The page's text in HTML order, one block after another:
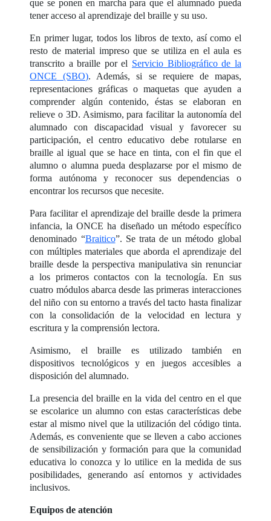
que se ponen en marcha para que el alumnado pueda
tener acceso al aprendizaje del braille y su uso.
En primer lugar, todos los libros de texto, así como el
resto de material impreso que se utiliza en el aula es
transcrito a braille por el Servicio Bibliográfico de la
ONCE (SBO). Además, si se requiere de mapas,
representaciones gráficas o maquetas que ayuden a
comprender algún contenido, éstas se elaboran en
relieve o 3D. Asimismo, para facilitar la autonomía del
alumnado con discapacidad visual y favorecer su
participación, el centro educativo debe rotularse en
braille al igual que se hace en tinta, con el fin que el
alumno o alumna pueda desplazarse por el mismo de
forma autónoma y reconocer sus dependencias o
encontrar los recursos que necesite.
Para facilitar el aprendizaje del braille desde la primera
infancia, la ONCE ha diseñado un método específico
denominado “Braitico”. Se trata de un método global
con múltiples materiales que aborda el aprendizaje del
braille desde la perspectiva manipulativa sin renunciar
a los primeros contactos con la tecnología. En sus
cuatro módulos abarca desde las primeras interacciones
del niño con su entorno a través del tacto hasta finalizar
con la consolidación de la velocidad en lectura y
escritura y la comprensión lectora.
Asimismo, el braille es utilizado también en
dispositivos tecnológicos y en juegos accesibles a
disposición del alumnado.
La presencia del braille en la vida del centro en el que
se escolarice un alumno con estas características debe
estar al mismo nivel que la utilización del código tinta.
Además, es conveniente que se lleven a cabo acciones
de sensibilización y formación para que la comunidad
educativa lo conozca y lo utilice en la medida de sus
posibilidades, generando así entornos y actividades
inclusivos.
Equipos de atención